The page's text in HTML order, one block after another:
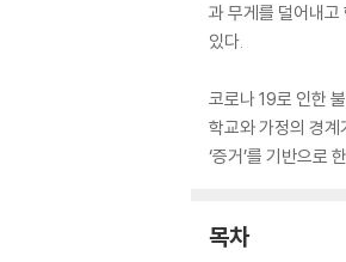
과 무게를 덜어내고
있다.
코로나 19로 인한
학교와 가정의 경계
‘증거’를 기반으로
목차